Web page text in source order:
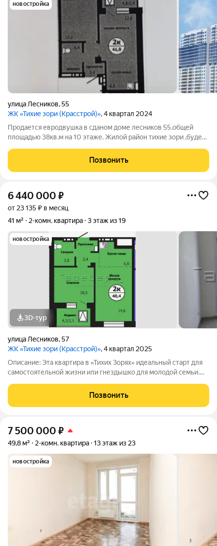
новостройка
улица Лесников,55
ЖК «Тихие зори (Красстрой)», 4 квартал 2024
Продается евродвушка в сданом доме лесников 55.общей
площадью 38кв.м на 10 этаже. Жилой район тихие зори ,будет
Позвонить
6 440 000 ₽
от 23 135 ₽ в месяц
41 м²
2-комн. квартира 3 этаж из 19
новостройка
3D-тур
улица Лесников,57
ЖК «Тихие зори (Красстрой)», 4 квартал 2025
Описание: Эта квартира в «Тихих Зорях» идеальный старт для
самостоятельной жизни или гнездышко для молодой семьи.
готовность к заезду и выгоду. Евро-планировка с
объединенной гостиной-кухней и
Позвонить
7 500 000 ₽
49,8 м² 2-комн. квартира 13 этаж из 23
новостройка